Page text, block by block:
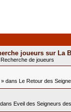
joueurs sur La
Recherche de joueurs
» dans Le Retour des
Eveil des Seigneurs